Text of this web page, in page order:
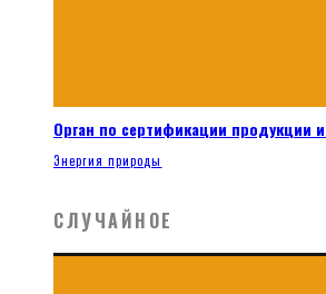
Орган по сертификации продукции и
Энергия природы
СЛУЧАЙНОЕ